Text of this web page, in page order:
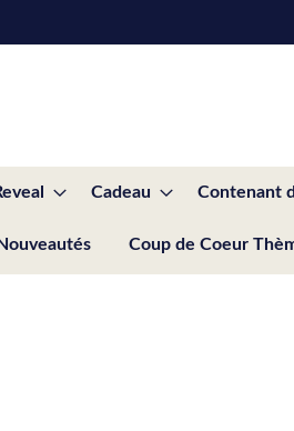
Cadeau Contenant
Nouveautés Coup de Coeur